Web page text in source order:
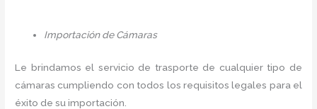
Importación de Cámaras
Le brindamos el servicio de trasporte de cualquier tipo de
cámaras cumpliendo con todos los requisitos legales para el
éxito de su importación.